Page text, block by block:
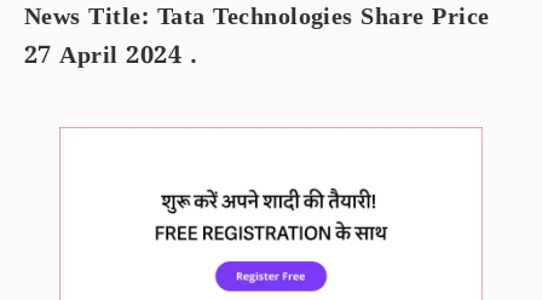
News Title: Tata Technologies Share Price
27 April 2024 .